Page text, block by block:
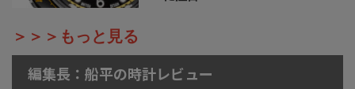
＞＞＞もっと見る
編集長：船平の時計レビュー